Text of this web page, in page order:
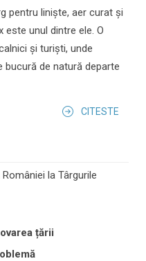
pentru liniște, aer curat și
este unul dintre ele. O
și turiști, unde
de natură departe
CITESTE
la Târgurile
țării